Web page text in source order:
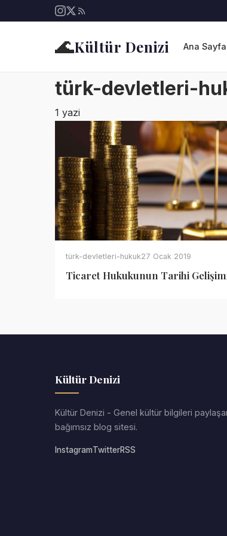
🌊Kültür Denizi Ana Sayfa
türk-devletleri-
1 yazi
türk-devletleri-hukuk27 Ocak 2019
Ticaret Hukukunun Tarihi
Kültür Denizi
Kültür Denizi - Genel kültür bilgileri
bağımsız blog sitesi.
InstagramTwitterRSS